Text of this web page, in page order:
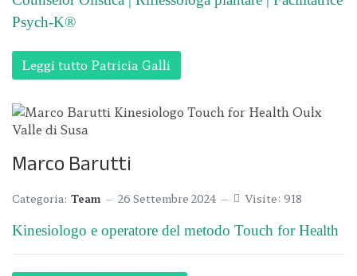
Psych-K®
Leggi tutto Patricia Galli
Marco Barutti
Categoria: Team 26 Settembre 2024 Visite: 918
Kinesiologo e operatore del metodo Touch for Health